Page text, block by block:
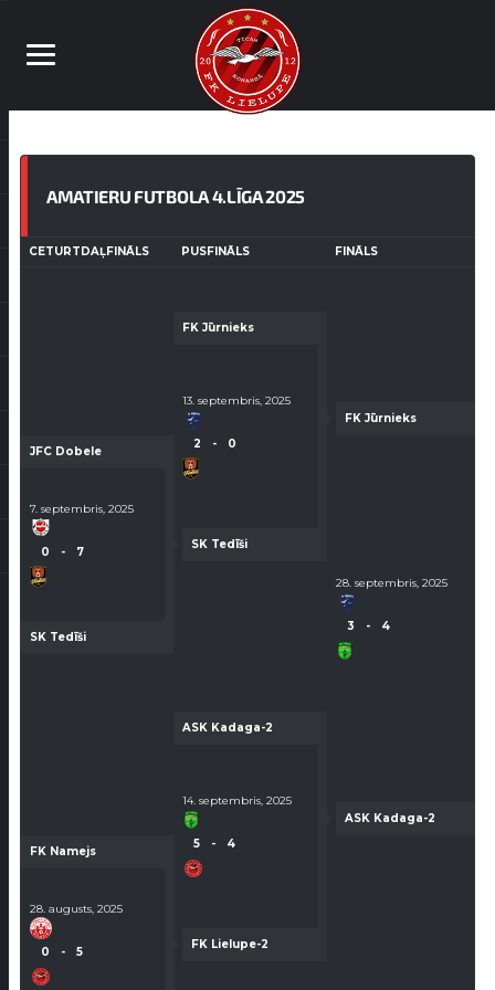
AMATIERU FUTBOLA 4.LĪGA 2025
CETURTDAĻFINĀLS PUSFINĀLS FINĀLS
FK Jūrnieks
13. septembris, 2025
2 - 0
FK Jūrnieks
JFC Dobele
28. septembris, 2025
3 - 4
7. septembris, 2025
0 - 7
SK Tedīši
SK Tedīši
ASK Kadaga-2
14. septembris, 2025
5 - 4
ASK Kadaga-2
FK Namejs
28. augusts, 2025
0 - 5
FK Lielupe-2